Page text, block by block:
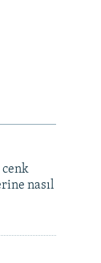
cenk
nasıl